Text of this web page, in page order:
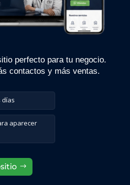
perfecto para tu negocio.
contactos y más ventas.
días
aparecer